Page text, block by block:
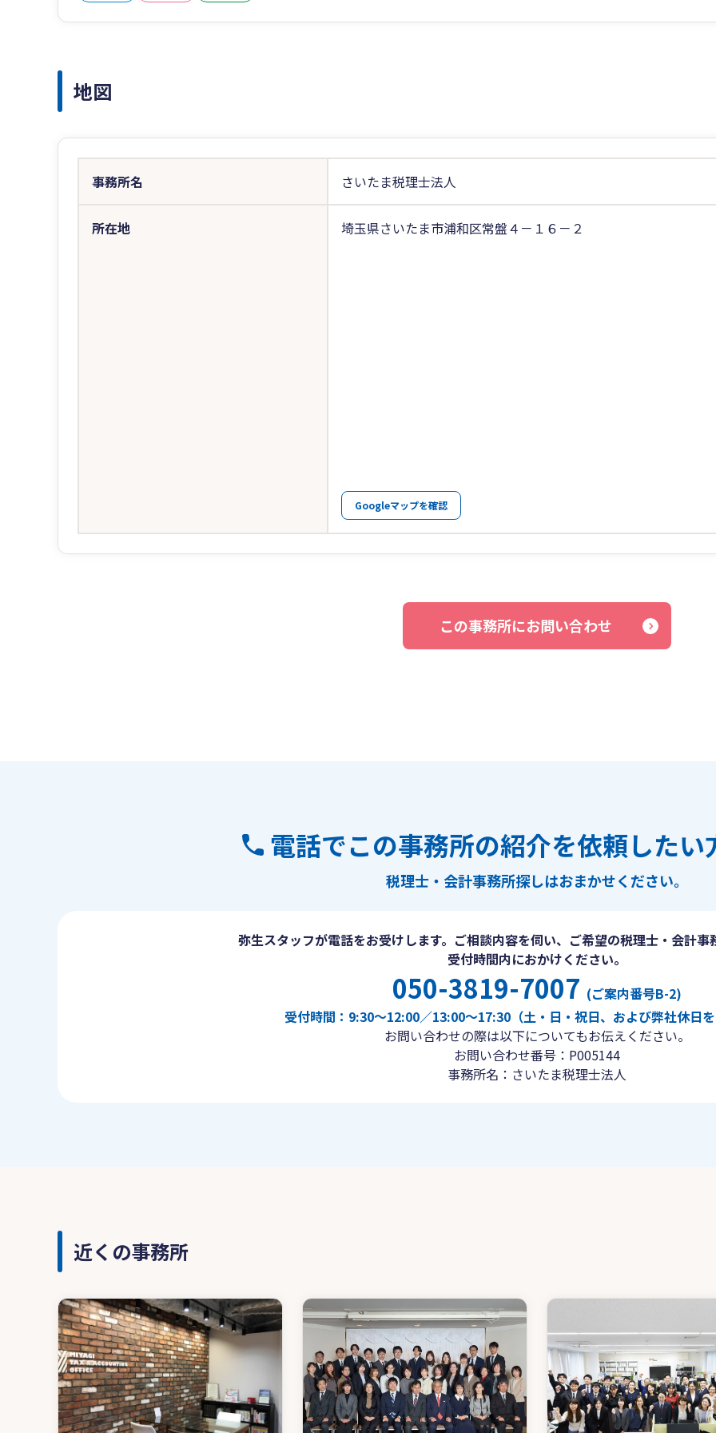
地図
事務所名 さいたま税理士法人
所在地 埼玉県さいたま市浦和区常盤４－１６－２
Googleマップを確認
この事務所にお問い合わせ
電話でこの事務所の紹介を依頼したい
税理士・会計事務所探しはおまかせください。
弥生スタッフが電話をお受けします。ご相談内容を伺い、ご希望の税理士・会計事
受付時間内におかけください。
050-3819-7007 (ご案内番号B-2)
受付時間：9:30〜12:00／13:00〜17:30（土・日・祝日、および弊社休日
お問い合わせの際は以下についてもお伝えください。
お問い合わせ番号：P005144
事務所名：さいたま税理士法人
近くの事務所